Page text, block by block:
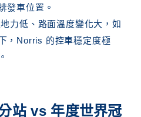
發車位置。
力低、路面溫度變化大，如
，Norris 的控車穩定度極
站 vs 年度世界冠